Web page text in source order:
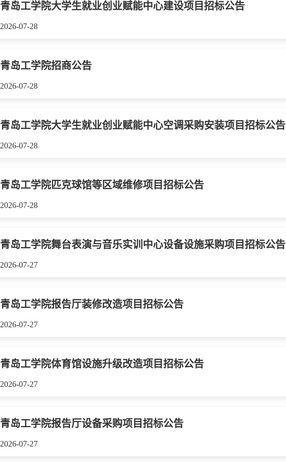
青岛工学院大学生就业创业赋能中心建设项目招标公告
2026-07-28
青岛工学院招商公告
2026-07-28
青岛工学院大学生就业创业赋能中心空调采购安装项目招标公告
2026-07-28
青岛工学院匹克球馆等区域维修项目招标公告
2026-07-28
青岛工学院舞台表演与音乐实训中心设备设施采购项目招标公告
2026-07-27
青岛工学院报告厅装修改造项目招标公告
2026-07-27
青岛工学院体育馆设施升级改造项目招标公告
2026-07-27
青岛工学院报告厅设备采购项目招标公告
2026-07-27